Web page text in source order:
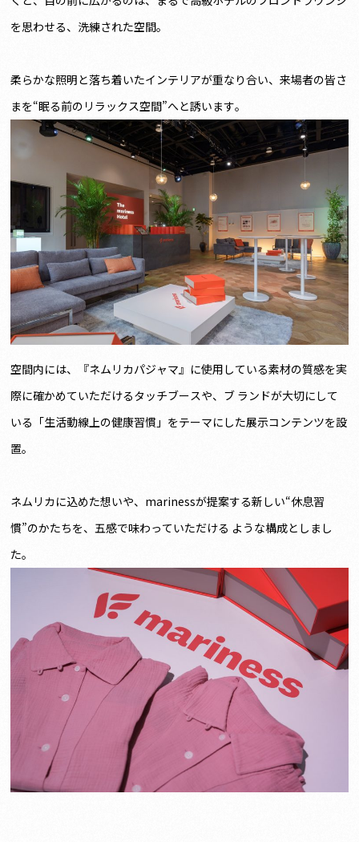
を思わせる、洗練された空間。
柔らかな照明と落ち着いたインテリアが重なり合い、来場者の皆さ
まを“眠る前のリラックス空間”へと誘います。
空間内には、『ネムリカパジャマ』に使用している素材の質感を実
際に確かめていただけるタッチブースや、ブ ランドが大切にして
いる「生活動線上の健康習慣」をテーマにした展示コンテンツを設
置。
ネムリカに込めた想いや、marinessが提案する新しい“休息習
慣”のかたちを、五感で味わっていただける ような構成としまし
た。